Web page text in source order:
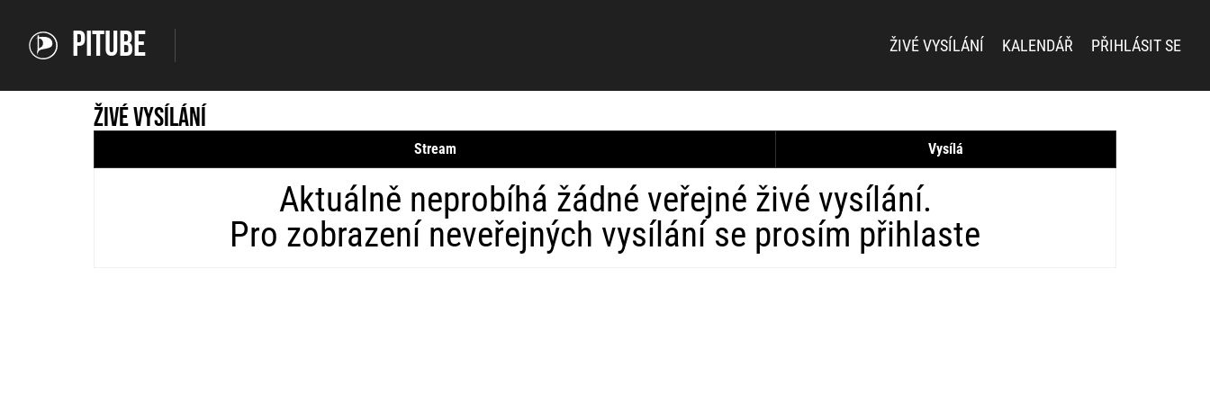
PiTube ŽIVÉ VYSÍLÁNÍ KALENDÁŘ PŘIHLÁSIT SE
Živé vysílání
Stream Vysílá
Aktuálně neprobíhá žádné veřejné živé vysílání.
Pro zobrazení neveřejných vysílání se prosím přihlaste